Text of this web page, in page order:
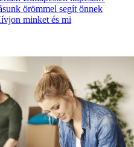
örömmel segít önnek
minket és mi